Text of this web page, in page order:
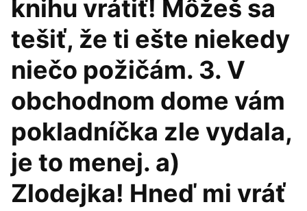
knihu vrátiť! Môžeš sa
tešiť, že ti ešte niekedy
niečo požičám. 3. V
obchodnom dome vám
pokladníčka zle vydala,
je to menej. a)
Zlodejka! Hneď mi vráť